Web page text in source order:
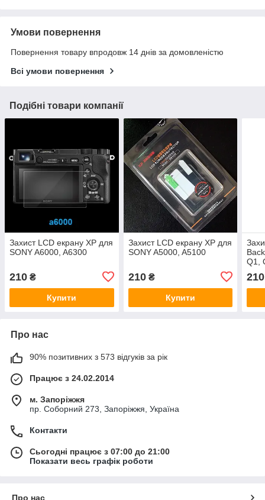
Умови повернення
Повернення товару впродовж 14 днів за домовленістю
Всі умови повернення
Подібні товари компанії
Захист LCD екрану XP для
SONY A6000, A6300
210 ₴
Купити
Захист LCD екрану XP для
SONY A5000, A5100
210₴
Купити
Q1,
210
Про нас
90% позитивних з 573 відгуків за рік
Працює з 24.02.2014
м. Запоріжжя
пр. Соборний 273, Запоріжжя, Україна
Контакти
Сьогодні працює з 07:00 до 21:00
Показати весь графік роботи
Про нас